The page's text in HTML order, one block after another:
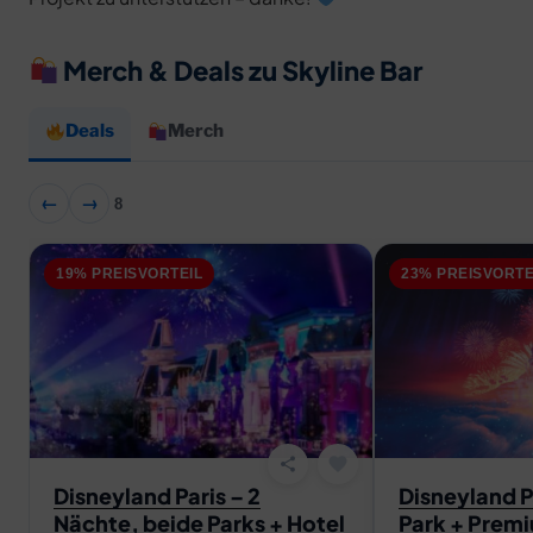
Merch & Deals zu Skyline Bar
Deals Merch
← → 8
19% PREISVORTEIL
Disneyland Paris – 2
Nächte, beide Parks + Hotel
share
23%
Disneyland
Park +